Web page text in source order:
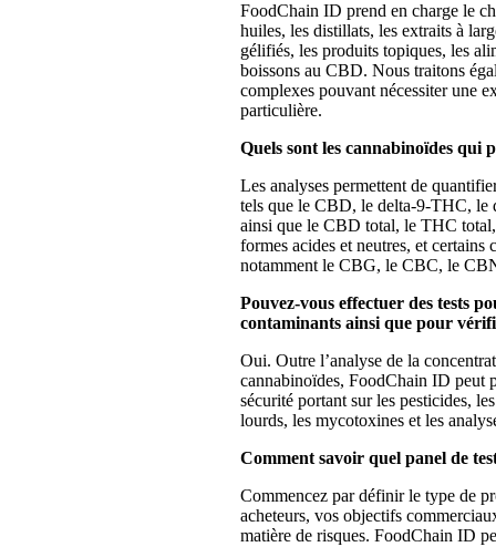
FoodChain ID prend en charge le
huiles, les distillats, les extraits à
gélifiés, les produits topiques, les
boissons au CBD. Nous traitons
complexes pouvant nécessiter une
particulière.
Quels sont les cannabinoïdes qui
Les analyses permettent de
tels que le CBD, le delta-9-THC,
ainsi que le CBD total, le THC
formes acides et neutres, et certains
notamment le CBG, le CBC, le
Pouvez-vous effectuer des tests
contaminants ainsi que pour
Oui. Outre l’analyse de la
cannabinoïdes, FoodChain ID peut
sécurité portant sur les pesticides,
lourds, les mycotoxines et les
Comment savoir quel panel de
Commencez par définir le type de
acheteurs, vos objectifs
matière de risques. FoodChain ID